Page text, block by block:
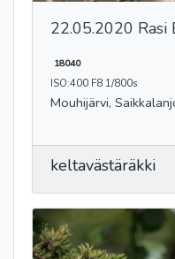
22.05.2020 Rasi
18040
ISO:400 F8 1/800s
Mouhijärvi,
keltavästäräkki